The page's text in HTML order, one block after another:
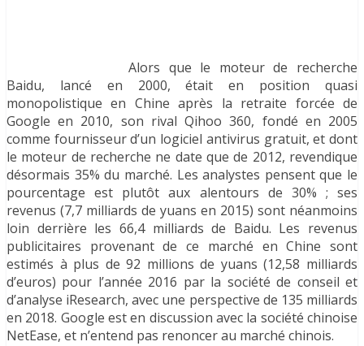
Alors que le moteur de recherche
Baidu, lancé en 2000, était en position quasi
monopolistique en Chine après la retraite forcée de
Google en 2010, son rival Qihoo 360, fondé en 2005
comme fournisseur d’un logiciel antivirus gratuit, et dont
le moteur de recherche ne date que de 2012, revendique
désormais 35% du marché. Les analystes pensent que le
pourcentage est plutôt aux alentours de 30% ; ses
revenus (7,7 milliards de yuans en 2015) sont néanmoins
loin derrière les 66,4 milliards de Baidu. Les revenus
publicitaires provenant de ce marché en Chine sont
estimés à plus de 92 millions de yuans (12,58 milliards
d’euros) pour l’année 2016 par la société de conseil et
d’analyse iResearch, avec une perspective de 135 milliards
en 2018. Google est en discussion avec la société chinoise
NetEase, et n’entend pas renoncer au marché chinois.